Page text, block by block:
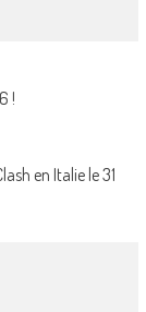
!
en Italie le 31